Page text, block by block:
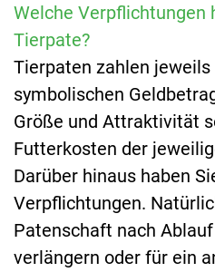
Welche Verpflichtungen
Tierpate?
Tierpaten zahlen
symbolischen
Größe und Attraktivität
Futterkosten der
Darüber hinaus haben
Verpflichtungen.
Patenschaft nach
verlängern oder für ein